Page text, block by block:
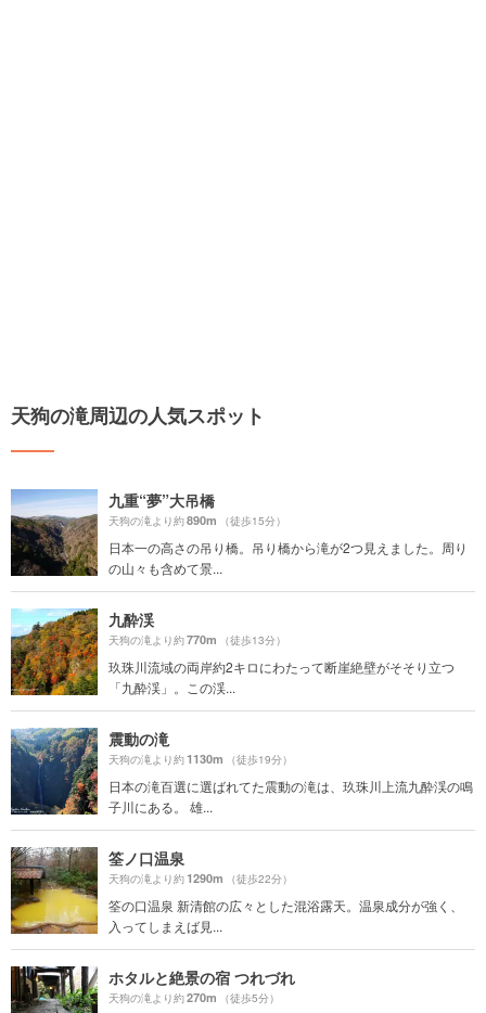
天狗の滝周辺の人気スポット
九重“夢”大吊橋
天狗の滝より約890m （徒歩15分）
日本一の高さの吊り橋。吊り橋から滝が2つ見えました。周り
の山々も含めて景...
九酔渓
天狗の滝より約770m （徒歩13分）
玖珠川流域の両岸約2キロにわたって断崖絶壁がそそり立つ
「九酔渓」。この渓...
震動の滝
天狗の滝より約1130m （徒歩19分）
日本の滝百選に選ばれてた震動の滝は、玖珠川上流九酔渓の鳴
子川にある。 雄...
筌ノ口温泉
天狗の滝より約1290m （徒歩22分）
筌の口温泉 新清館の広々とした混浴露天。温泉成分が強く、
入ってしまえば見...
ホタルと絶景の宿 つれづれ
天狗の滝より約270m （徒歩5分）